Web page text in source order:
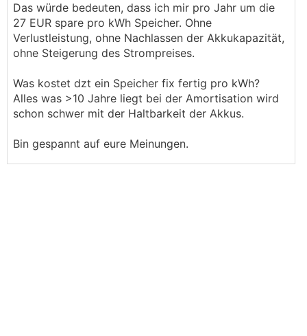
Das würde bedeuten, dass ich mir pro Jahr um die
27 EUR spare pro kWh Speicher. Ohne
Verlustleistung, ohne Nachlassen der Akkukapazität,
ohne Steigerung des Strompreises.
Was kostet dzt ein Speicher fix fertig pro kWh?
Alles was >10 Jahre liegt bei der Amortisation wird
schon schwer mit der Haltbarkeit der Akkus.
Bin gespannt auf eure Meinungen.